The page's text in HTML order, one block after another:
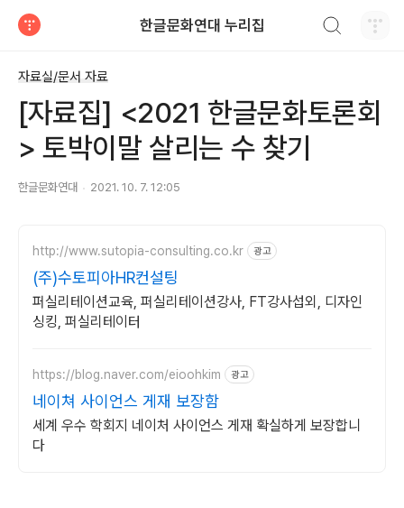
한글문화연대 누리집
자료실/문서 자료
[자료집] <2021 한글문화토론회
> 토박이말 살리는 수 찾기
한글문화연대 2021. 10. 7. 12:05
http://www.sutopia-consulting.co.kr 광고
(주)수토피아HR컨설팅
퍼실리테이션교육, 퍼실리테이션강사, FT강사섭외, 디자인
싱킹, 퍼실리테이터
https://blog.naver.com/eioohkim 광고
네이쳐 사이언스 게재 보장함
세계 우수 학회지 네이처 사이언스 게재 확실하게 보장합니
다